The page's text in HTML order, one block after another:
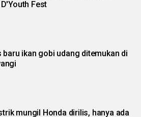
Fest
baru ikan gobi udang ditemukan di
mungil Honda dirilis, hanya ada